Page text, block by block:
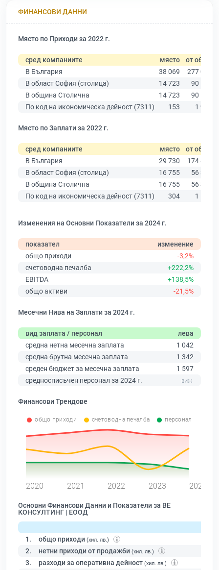
ФИНАНСОВИ ДАННИ
Място по Приходи за 2022 г.
сред компаниите място от общо
В България
38 069
277 019
В област София (столица)
14 723
90 178
В община Столична
14 723
90 178
По код на икономическа дейност (7311)
153 1 959
Място по Заплати за 2022 г.
сред компаниите място от общо
В България
29 730
174 403
В област София (столица)
16 755
56 378
В община Столична
16 755
56 378
По код на икономическа дейност (7311)
304 1 158
Изменения на Основни Показатели за 2024 г.
показател
изменение
общо приходи
-3,2%
счетоводна печалба
+222,2%
EBITDA
+138,5%
общо активи
-21,5%
Месечни Нива на Заплати за 2024 г.
вид заплата / персонал
лева
средна нетна месечна заплата
1 042
средна брутна месечна заплата
1 342
среден бюджет за месечна заплата
1 597
средносписъчен персонал за 2024 г.
Финансови Трендове
общо приходи счетоводна печалба персонал
2020 2021 2022 2023 2024
Основни Финансови Данни и Показатели за ВЕ
КОНСУЛТИНГ | ЕООД
1. общо приходи (хил. лв.)
2. нетни приходи от продажби (хил. лв.)
3. разходи за оперативна дейност (хил. лв.)